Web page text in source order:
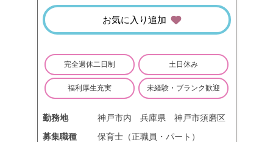
お気に入り追加
完全週休二日制 土日休み
福利厚生充実 未経験・ブランク歓迎
勤務地 神戸市内 兵庫県
神戸市須磨区
募集職種
保育士（正職員・パート）